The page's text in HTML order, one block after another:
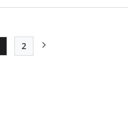
Page
2